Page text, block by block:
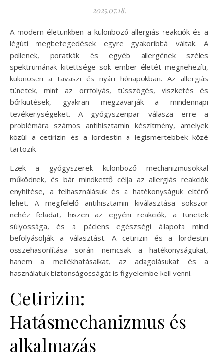
2025.07.18.
A modern életünkben a különböző allergiás reakciók és a
légúti megbetegedések egyre gyakoribbá váltak. A
pollenek, poratkák és egyéb allergének széles
spektrumának kitettsége sok ember életét megnehezíti,
különösen a tavaszi és nyári hónapokban. Az allergiás
tünetek, mint az orrfolyás, tüsszögés, viszketés és
bőrkiütések, gyakran megzavarják a mindennapi
tevékenységeket. A gyógyszeripar válasza erre a
problémára számos antihisztamin készítmény, amelyek
közül a cetirizin és a lordestin a legismertebbek közé
tartozik.
Ezek a gyógyszerek különböző mechanizmusokkal
működnek, és bár mindkettő célja az allergiás reakciók
enyhítése, a felhasználásuk és a hatékonyságuk eltérő
lehet. A megfelelő antihisztamin kiválasztása sokszor
nehéz feladat, hiszen az egyéni reakciók, a tünetek
súlyossága, és a páciens egészségi állapota mind
befolyásolják a választást. A cetirizin és a lordestin
összehasonlítása során nemcsak a hatékonyságukat,
hanem a mellékhatásaikat, az adagolásukat és a
használatuk biztonságosságát is figyelembe kell venni.
Cetirizin:
Hatásmechanizmus és
alkalmazás